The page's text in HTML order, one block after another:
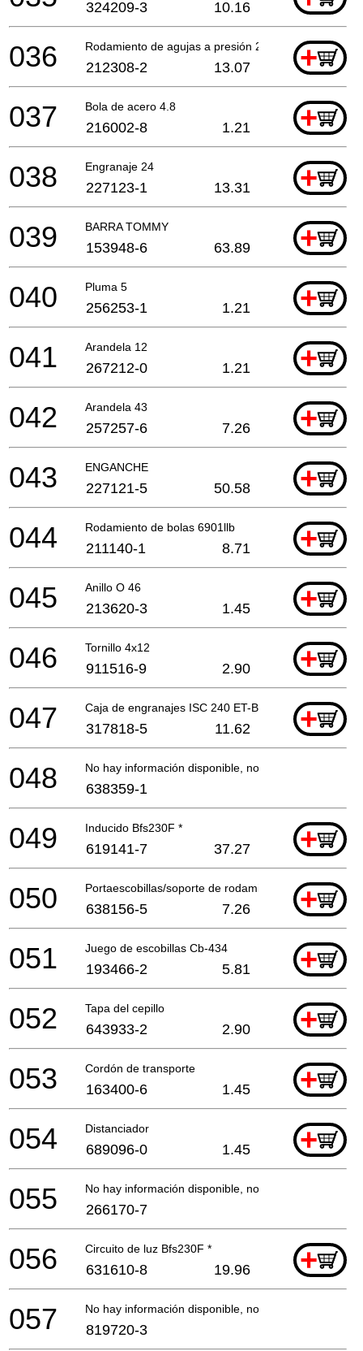
324209-3 10.16
Rodamiento de agujas a presión 2035 +
036 212308-2 13.07
Bola de acero 4.8 +
037 216002-8 1.21
Engranaje 24 +
038 227123-1 13.31
BARRA TOMMY +
039 153948-6 63.89
Pluma 5 +
040 256253-1 1.21
Arandela 12 +
041 267212-0 1.21
Arandela 43 +
042 257257-6 7.26
ENGANCHE +
043 227121-5 50.58
Rodamiento de bolas 6901llb +
044 211140-1 8.71
Anillo O 46 +
045 213620-3 1.45
Tornillo 4x12 +
046 911516-9 2.90
Caja de engranajes ISC 240 ET-BG +
047 317818-5 11.62
No hay información disponible, no se puede pedir
048 638359-1
Inducido Bfs230F * +
049 619141-7 37.27
Portaescobillas/soporte de rodamiento +
050 638156-5 7.26
Juego de escobillas Cb-434 +
051 193466-2 5.81
Tapa del cepillo +
052 643933-2 2.90
Cordón de transporte +
053 163400-6 1.45
Distanciador +
054 689096-0 1.45
No hay información disponible, no se puede pedir
055 266170-7
Circuito de luz Bfs230F * +
056 631610-8 19.96
No hay información disponible, no se puede pedir
057 819720-3